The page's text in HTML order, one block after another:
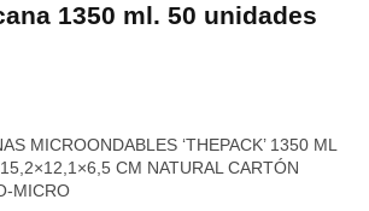
1350 ml. 50 unidades
MICROONDABLES ‘THEPACK’ 1350 ML
CM NATURAL CARTÓN
MICRO